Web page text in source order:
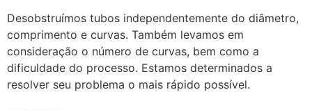
Desobstruímos tubos independentemente do diâmetro,
comprimento e curvas. Também levamos em
consideração o número de curvas, bem como a
dificuldade do processo. Estamos determinados a
resolver seu problema o mais rápido possível.